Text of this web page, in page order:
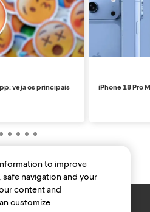
veja os principais iPhone 18 Pro
to improve
navigation and your
content and
customize